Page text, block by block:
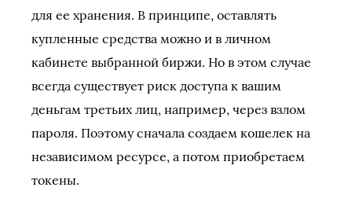
для ее хранения. В принципе, оставлять
купленные средства можно и в личном
кабинете выбранной биржи. Но в этом случае
всегда существует риск доступа к вашим
деньгам третьих лиц, например, через взлом
пароля. Поэтому сначала создаем кошелек на
независимом ресурсе, а потом приобретаем
токены.